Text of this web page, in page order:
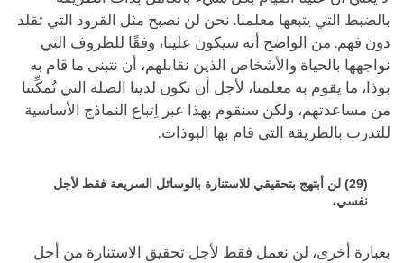
بالضبط التي يتبعها معلمنا. نحن لن نصبح مثل القرود التي تقلد
دون فهم. من الواضح أنه سيكون علينا، وفقًا للظروف التي
نواجهها بالحياة والأشخاص الذين نقابلهم، أن نتبنى ما قام به
بوذا، ما يقوم به معلمنا، لأجل أن تكون لدينا الصلة التي تُمكِّننا
من مساعدتهم، ولكن سنقوم بهذا عبر اِتباع النماذج الأساسية
للتدرب بالطريقة التي قام بها البوذات.
(29) لن أبتهج بتحقيقي للاستنارة بالوسائل السريعة فقط لأجل
نفسي،
بعبارة أخرى، لن نعمل فقط لأجل تحقيق الاستنارة من أجل